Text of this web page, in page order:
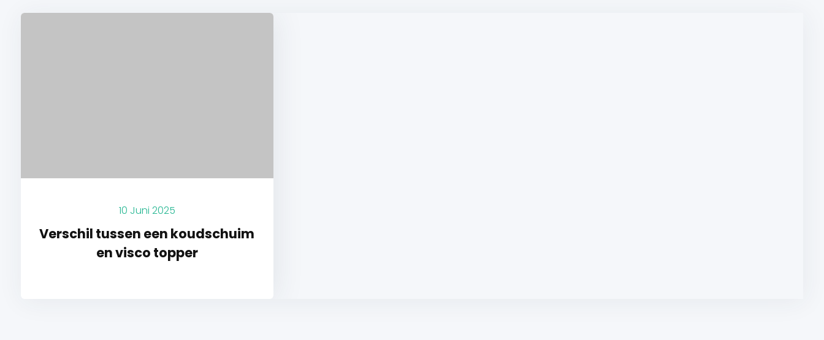
10 Juni 2025
Verschil tussen een koudschuim
en visco topper